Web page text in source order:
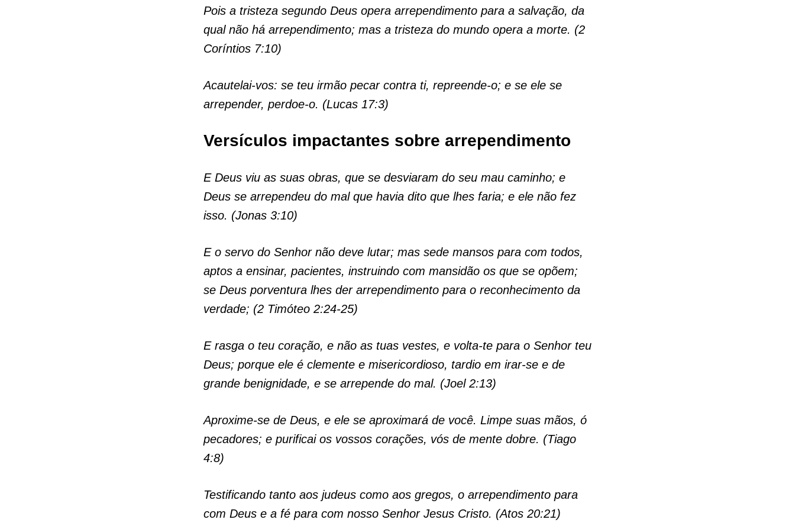
Pois a tristeza segundo Deus opera arrependimento para a salvação, da
qual não há arrependimento; mas a tristeza do mundo opera a morte. (2
Coríntios 7:10)
Acautelai-vos: se teu irmão pecar contra ti, repreende-o; e se ele se
arrepender, perdoe-o. (Lucas 17:3)
Versículos impactantes sobre arrependimento
E Deus viu as suas obras, que se desviaram do seu mau caminho; e
Deus se arrependeu do mal que havia dito que lhes faria; e ele não fez
isso. (Jonas 3:10)
E o servo do Senhor não deve lutar; mas sede mansos para com todos,
aptos a ensinar, pacientes, instruindo com mansidão os que se opõem;
se Deus porventura lhes der arrependimento para o reconhecimento da
verdade; (2 Timóteo 2:24-25)
E rasga o teu coração, e não as tuas vestes, e volta-te para o Senhor teu
Deus; porque ele é clemente e misericordioso, tardio em irar-se e de
grande benignidade, e se arrepende do mal. (Joel 2:13)
Aproxime-se de Deus, e ele se aproximará de você. Limpe suas mãos, ó
pecadores; e purificai os vossos corações, vós de mente dobre. (Tiago
4:8)
Testificando tanto aos judeus como aos gregos, o arrependimento para
com Deus e a fé para com nosso Senhor Jesus Cristo. (Atos 20:21)